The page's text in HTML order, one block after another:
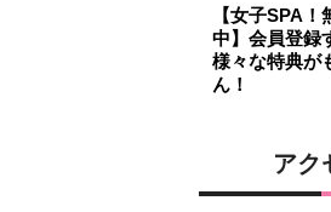
【女子SPA
中】会員登録
様々な特典が
ん！
アク